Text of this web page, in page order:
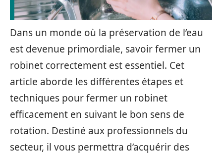
Dans un monde où la préservation de l’eau
est devenue primordiale, savoir fermer un
robinet correctement est essentiel. Cet
article aborde les différentes étapes et
techniques pour fermer un robinet
efficacement en suivant le bon sens de
rotation. Destiné aux professionnels du
secteur, il vous permettra d’acquérir des